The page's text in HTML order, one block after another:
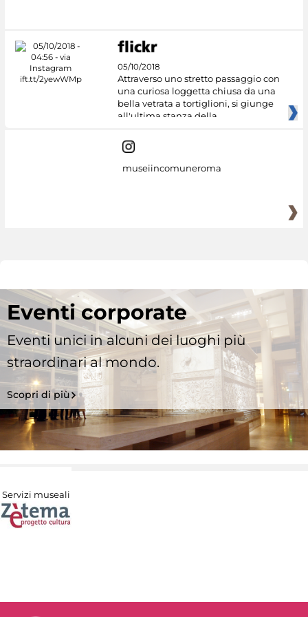
05/10/2018
Attraverso uno stretto passaggio con
una curiosa loggetta chiusa da una
bella vetrata a tortiglioni, si giunge
all'ultima stanza della
museiincomuneroma
Eventi corporate
Eventi unici in alcuni dei luoghi più
straordinari al mondo.
Scopri di più
Servizi museali